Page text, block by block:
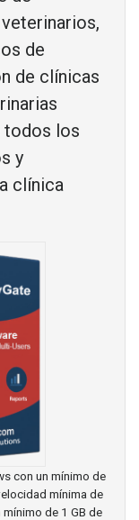
de
de clínicas
todos los
y
clínica
con un mínimo de
mínima de
de 1 GB de